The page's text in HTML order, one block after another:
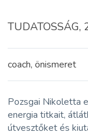
coach, önismeret
Pozsgai Nikoletta
energia titkait,
útvesztőket és